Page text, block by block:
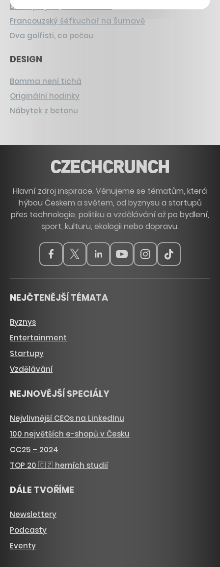
Boční projekt, co se zvrtnul
Francouzský šéfkuchař na Šumavě
Dva golfisti, co pečou
DESIGN
Bomma není tichá
Originální hodinky
Nábytek z betonu
Hlavní zdroj inspirace. Věnujeme se tématům, která
hýbou Českem a světem, od byznysu a startupů
přes technologie, politiku a vzdělávání až po bydlení,
sport, kulturu, ekologii nebo dopravu.
NEJČTENĚJŠÍ TÉMATA
Byznys
Entertainment
Startupy
Vzdělávání
NEJNOVĚJŠÍ SPECIÁLY
Nejvlivnější CEOs na LinkedInu
100 největších e-shopů v Česku
CC25 – 2024
TOP 20 🇨🇿 herních studií
DÁLE TVOŘÍME
Newslettery
Podcasty
Eventy